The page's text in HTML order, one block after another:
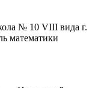
№ 10 VIII вида г.
математики